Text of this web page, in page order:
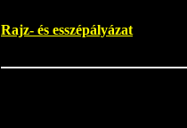
Rajz- és esszépályázat